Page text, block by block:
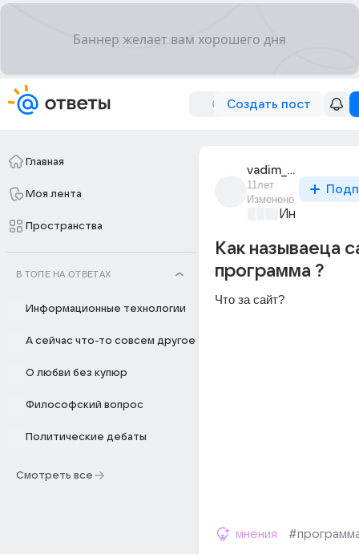
Создать пост
Главная
Моя лента
Пространства
В ТОПЕ НА ОТВЕТАХ
Информационные технологии
А сейчас что-то совсем другое
О любви без купюр
Философский вопрос
Политические дебаты
Смотреть все
vadim_potapov_245
11лет
Изменено
Как называеца
программа ?
Что за сайт?
мнения